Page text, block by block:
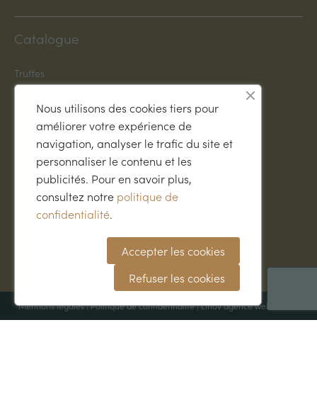
Catalogue
Truffes
Plants truffiers INRA
Spécialités truffées
Dresser son chien
Accessoires
Librairie
Idées cadeaux
Conseils & infos
Mentions légales|Politique de confidentialité|Linov agence web
Nous utilisons des cookies tiers pour
améliorer votre expérience de
navigation, analyser le trafic du site et
personnaliser le contenu et les
publicités. Pour en savoir plus,
consultez notre politique de
confidentialité.
Accepter les cookies
Refuser les cookies